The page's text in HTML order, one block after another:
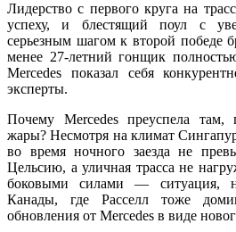
Лидерство с первого круга на
успеху, и блестящий поул с
серьезным шагом к второй победе
менее 27-летний гонщик
Mercedes показал себя
эксперты.
Почему Mercedes преуспела там,
жары? Несмотря на климат
во время ночного заезда не
Цельсию, а уличная трасса не
боковыми силами — ситуация,
Канады, где Расселл тоже
обновления от Mercedes в виде